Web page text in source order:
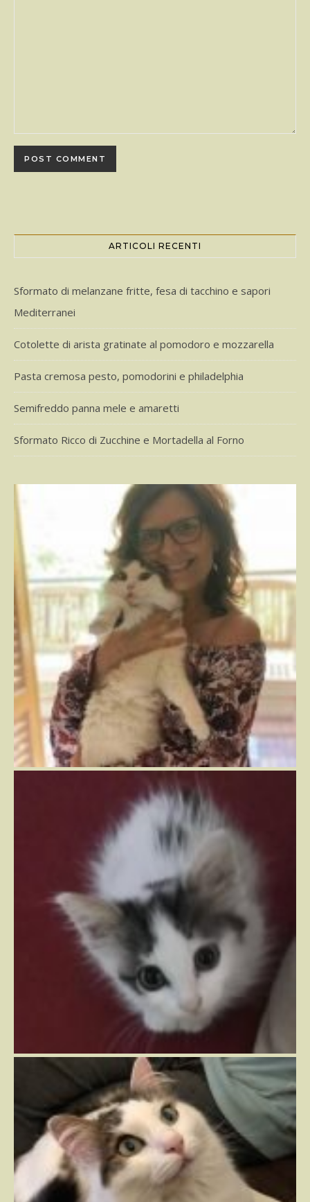
ARTICOLI RECENTI
Sformato di melanzane fritte, fesa di tacchino e sapori
Mediterranei
Cotolette di arista gratinate al pomodoro e mozzarella
Pasta cremosa pesto, pomodorini e philadelphia
Semifreddo panna mele e amaretti
Sformato Ricco di Zucchine e Mortadella al Forno